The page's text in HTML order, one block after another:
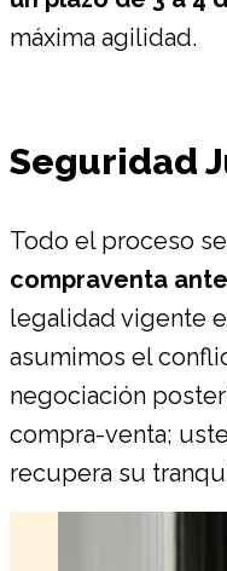
máxima agilidad.
Seguridad
Todo el proceso
compraventa
legalidad vigente
asumimos el
negociación
compra-venta;
recupera su